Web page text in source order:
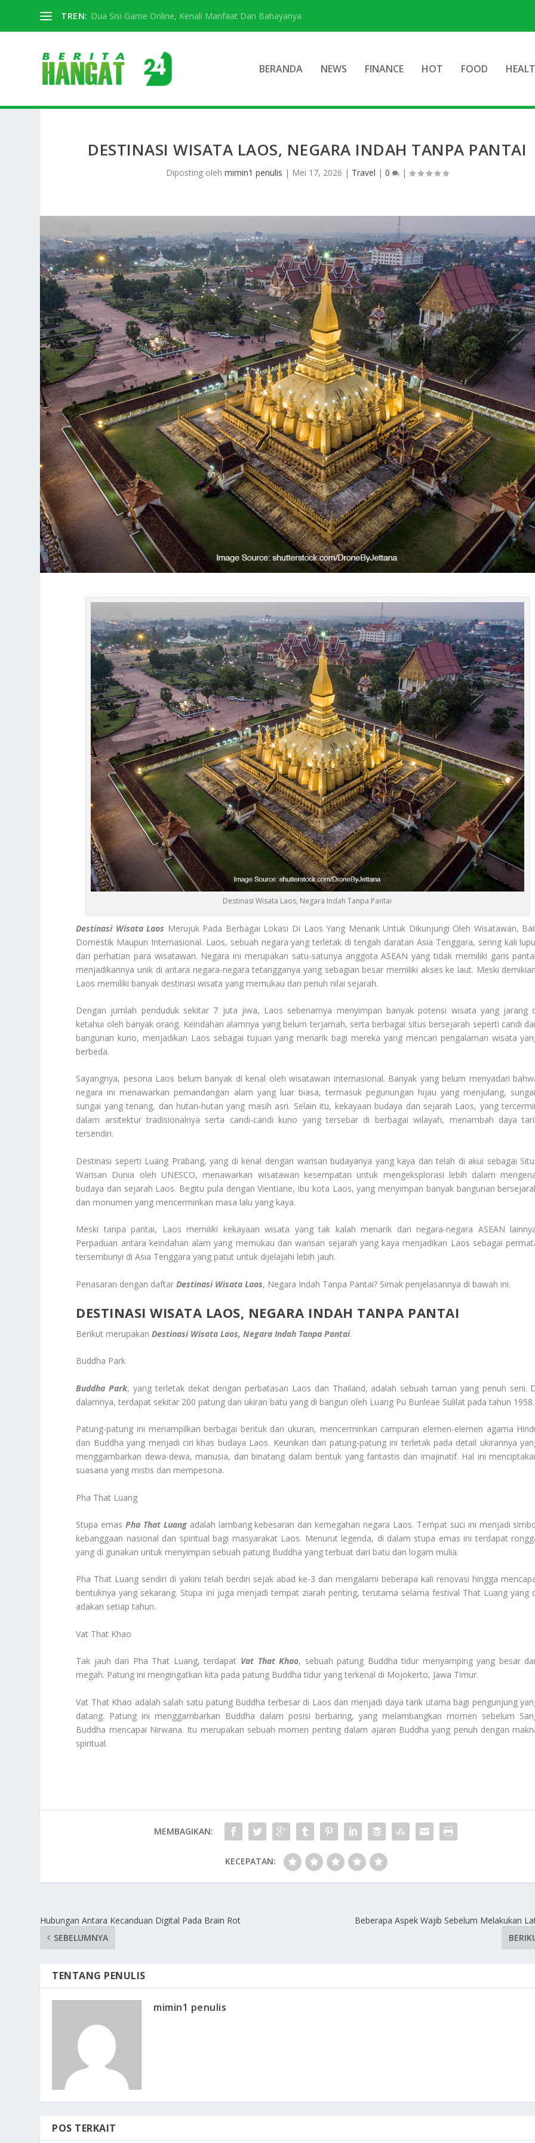
TREN: Dua Sisi Game Online, Kenali Manfaat Dan Bahayanya
BERANDA NEWS FINANCE HOT FOOD
DESTINASI WISATA LAOS, NEGARA INDAH TANPA PANTAI
Diposting olehmimin1 penulis | Mei 17, 2026 | Travel |0 |
Destinasi Wisata Laos, Negara Indah Tanpa Pantai
Destinasi Wisata Laos Merujuk Pada Berbagai Lokasi Di Laos Yang Menarik Untuk Dikunjungi Oleh Wisatawan,
Domestik Maupun Internasional. Laos, sebuah negara yang terletak di tengah daratan Asia Tenggara, sering kali
dari perhatian para wisatawan. Negara ini merupakan satu-satunya anggota ASEAN yang tidak memiliki garis
menjadikannya unik di antara negara-negara tetangganya yang sebagian besar memiliki akses ke laut. Meski
Laos memiliki banyak destinasi wisata yang memukau dan penuh nilai sejarah.
Dengan jumlah penduduk sekitar 7 juta jiwa, Laos sebenarnya menyimpan banyak potensi wisata yang jarang
ketahui oleh banyak orang. Keindahan alamnya yang belum terjamah, serta berbagai situs bersejarah seperti candi
bangunan kuno, menjadikan Laos sebagai tujuan yang menarik bagi mereka yang mencari pengalaman wisata
berbeda.
Sayangnya, pesona Laos belum banyak di kenal oleh wisatawan internasional. Banyak yang belum menyadari
negara ini menawarkan pemandangan alam yang luar biasa, termasuk pegunungan hijau yang menjulang,
sungai yang tenang, dan hutan-hutan yang masih asri. Selain itu, kekayaan budaya dan sejarah Laos, yang
dalam arsitektur tradisionalnya serta candi-candi kuno yang tersebar di berbagai wilayah, menambah daya
tersendiri.
Destinasi seperti Luang Prabang, yang di kenal dengan warisan budayanya yang kaya dan telah di akui sebagai
Warisan Dunia oleh UNESCO, menawarkan wisatawan kesempatan untuk mengeksplorasi lebih dalam
budaya dan sejarah Laos. Begitu pula dengan Vientiane, ibu kota Laos, yang menyimpan banyak bangunan
dan monumen yang mencerminkan masa lalu yang kaya.
Meski tanpa pantai, Laos memiliki kekayaan wisata yang tak kalah menarik dari negara-negara ASEAN
Perpaduan antara keindahan alam yang memukau dan warisan sejarah yang kaya menjadikan Laos sebagai
tersembunyi di Asia Tenggara yang patut untuk dijelajahi lebih jauh.
Penasaran dengan daftarDestinasi Wisata Laos, Negara Indah Tanpa Pantai? Simak penjelasannya di bawah ini.
DESTINASI WISATA LAOS, NEGARA INDAH TANPA PANTAI
Berikut merupakanDestinasi Wisata Laos, Negara Indah Tanpa Pantai.
Buddha Park
Buddha Park, yang terletak dekat dengan perbatasan Laos dan Thailand, adalah sebuah taman yang penuh seni.
dalamnya, terdapat sekitar 200 patung dan ukiran batu yang di bangun oleh Luang Pu Bunleae Sulilat pada tahun 1958.
Patung-patung ini menampilkan berbagai bentuk dan ukuran, mencerminkan campuran elemen-elemen agama
dan Buddha yang menjadi ciri khas budaya Laos. Keunikan dari patung-patung ini terletak pada detail ukirannya
menggambarkan dewa-dewa, manusia, dan binatang dalam bentuk yang fantastis dan imajinatif. Hal ini
suasana yang mistis dan mempesona.
Pha That Luang
Stupa emas Pha That Luangadalah lambang kebesaran dan kemegahan negara Laos. Tempat suci ini menjadi
kebanggaan nasional dan spiritual bagi masyarakat Laos. Menurut legenda, di dalam stupa emas ini terdapat
yang di gunakan untuk menyimpan sebuah patung Buddha yang terbuat dari batu dan logam mulia.
Pha That Luang sendiri di yakini telah berdiri sejak abad ke-3 dan mengalami beberapa kali renovasi hingga
bentuknya yang sekarang. Stupa ini juga menjadi tempat ziarah penting, terutama selama festival That Luang yang
adakan setiap tahun.
Vat That Khao
Tak jauh dari Pha That Luang, terdapat Vat That Khao, sebuah patung Buddha tidur menyamping yang besar
megah. Patung ini mengingatkan kita pada patung Buddha tidur yang terkenal di Mojokerto, Jawa Timur.
Vat That Khao adalah salah satu patung Buddha terbesar di Laos dan menjadi daya tarik utama bagi pengunjung
datang. Patung ini menggambarkan Buddha dalam posisi berbaring, yang melambangkan momen sebelum
Buddha mencapai Nirwana. Itu merupakan sebuah momen penting dalam ajaran Buddha yang penuh dengan
spiritual.
MEMBAGIKAN:
KECEPATAN:
Hubungan Antara Kecanduan Digital Pada Brain Rot
SEBELUMNYA
Beberapa Aspek Wajib Sebelum Melakukan
TENTANG PENULIS
mimin1 penulis
POS TERKAIT